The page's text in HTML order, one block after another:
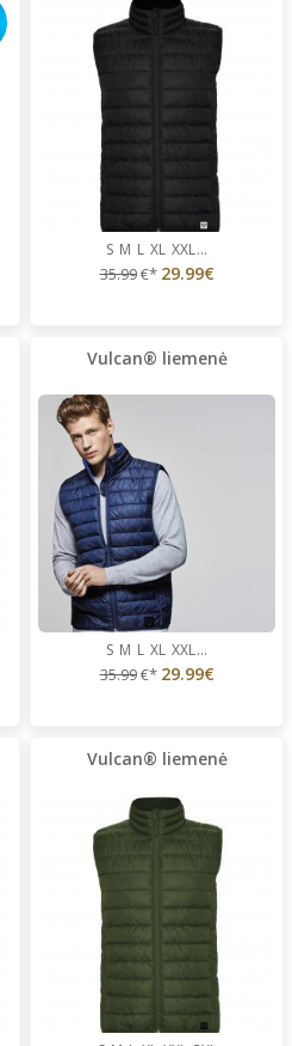
S M L XL XXL...
35.99€* 29.99€
Vulcan® liemenė
S M L XL XXL...
35.99€* 29.99€
Vulcan® liemenė